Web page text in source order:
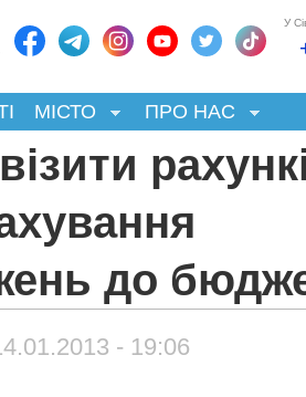
У
МІСТО ПРО НАС
до
- 19:06